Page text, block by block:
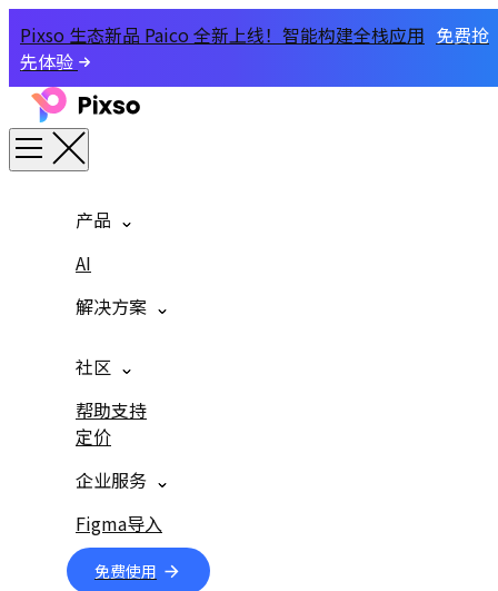
Pixso 生态新品 Paico 全新上线！智能构建全栈应用 免费抢
先体验
产品
AI
解决方案
社区
帮助支持
定价
企业服务
Figma导入
免费使用